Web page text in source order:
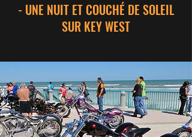
- UNE NUIT ET COUCHÉ DE SOLEIL
SUR KEY WEST